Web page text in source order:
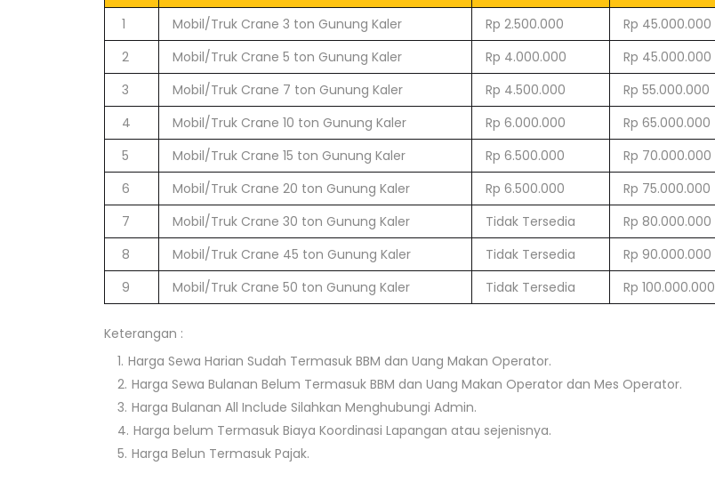
1
Mobil/Truk Crane 3 ton Gunung Kaler Rp 2.500.000
Rp 45.000.000
2
Mobil/Truk Crane 5 ton Gunung Kaler Rp 4.000.000
Rp 45.000.000
3
Mobil/Truk Crane 7 ton Gunung Kaler Rp 4.500.000
Rp 55.000.000
4
Mobil/Truk Crane 10 ton Gunung Kaler Rp 6.000.000
Rp 65.000.000
5
Mobil/Truk Crane 15 ton Gunung Kaler Rp 6.500.000
Rp 70.000.000
6
Mobil/Truk Crane 20 ton Gunung Kaler Rp 6.500.000
Rp 75.000.000
7
Mobil/Truk Crane 30 ton Gunung Kaler Tidak Tersedia
Rp 80.000.000
8
Mobil/Truk Crane 45 ton Gunung Kaler Tidak Tersedia
Rp 90.000.000
9
Mobil/Truk Crane 50 ton Gunung Kaler Tidak Tersedia Rp 100.000.000
Keterangan :
Harga Sewa Harian Sudah Termasuk BBM dan Uang Makan Operator.
Harga Sewa Bulanan Belum Termasuk BBM dan Uang Makan Operator dan Mes Operator.
Harga Bulanan All Include Silahkan Menghubungi Admin.
Harga belum Termasuk Biaya Koordinasi Lapangan atau sejenisnya.
Harga Belun Termasuk Pajak.